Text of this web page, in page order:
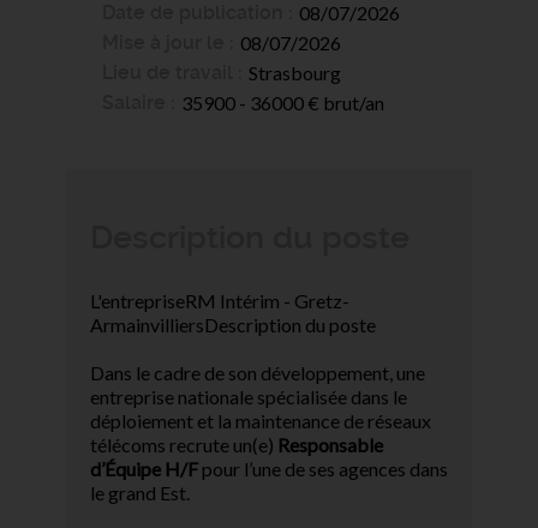
08/07/2026
08/07/2026
Strasbourg
35900 - 36000 € brut/an
L'entrepriseRM Intérim - Gretz-
ArmainvilliersDescription du poste
Dans le cadre de son développement, une
entreprise nationale spécialisée dans le
déploiement et la maintenance de réseaux
télécoms recrute un(e) Responsable
d’Équipe H/F pour l’une de ses agences dans
le grand Est.